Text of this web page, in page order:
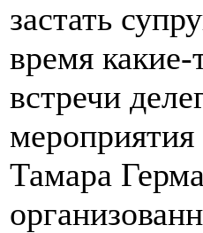
застать
время
встречи
мероприятия
Тамара